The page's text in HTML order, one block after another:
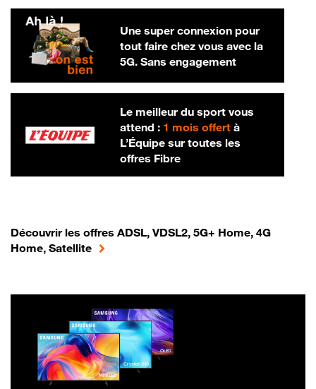
Une super connexion pour
tout faire chez vous avec la
5G. Sans engagement
Le meilleur du sport vous
attend : 1 mois offertà
L’Équipe sur toutes les
offres Fibre
Découvrir les offres ADSL, VDSL2, 5G+ Home, 4G
Home, Satellite